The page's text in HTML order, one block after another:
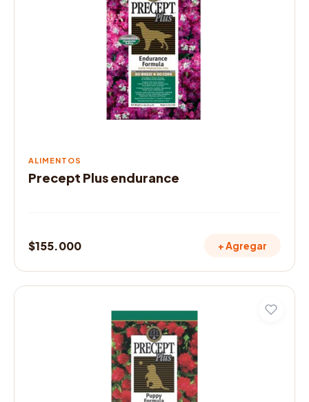
ALIMENTOS
Precept Plus endurance
$155.000 + Agregar